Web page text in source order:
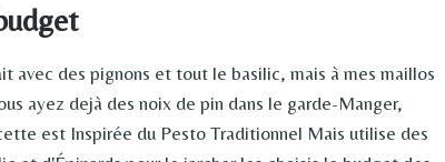
avec des pignons et tout le basilic, mais à mes maillos
ayez dejà des noix de pin dans le garde-Manger,
est Inspirée du Pesto Traditionnel Mais utilise des